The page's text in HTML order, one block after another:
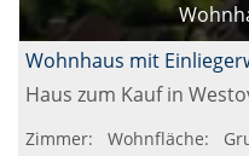
Haus zum Kauf in
Zimmer: Wohnfläche: